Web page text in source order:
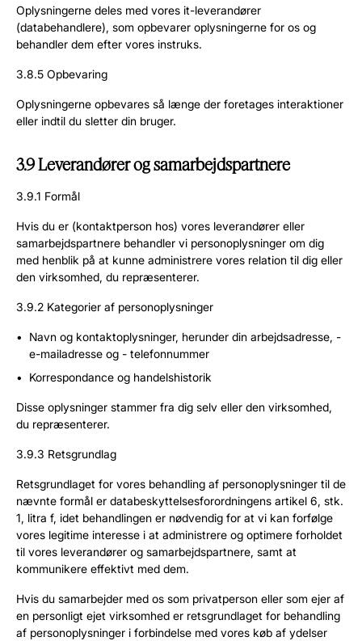
Oplysningerne deles med vores it-leverandører
(databehandlere), som opbevarer oplysningerne for os og
behandler dem efter vores instruks.
3.8.5 Opbevaring
Oplysningerne opbevares så længe der foretages interaktioner
eller indtil du sletter din bruger.
3.9 Leverandører og samarbejdspartnere
3.9.1 Formål
Hvis du er (kontaktperson hos) vores leverandører eller
samarbejdspartnere behandler vi personoplysninger om dig
med henblik på at kunne administrere vores relation til dig eller
den virksomhed, du repræsenterer.
3.9.2 Kategorier af personoplysninger
Navn og kontaktoplysninger, herunder din arbejdsadresse, -
e-mailadresse og - telefonnummer
Korrespondance og handelshistorik
Disse oplysninger stammer fra dig selv eller den virksomhed,
du repræsenterer.
3.9.3 Retsgrundlag
Retsgrundlaget for vores behandling af personoplysninger til de
nævnte formål er databeskyttelsesforordningens artikel 6, stk.
1, litra f, idet behandlingen er nødvendig for at vi kan forfølge
vores legitime interesse i at administrere og optimere forholdet
til vores leverandører og samarbejdspartnere, samt at
kommunikere effektivt med dem.
Hvis du samarbejder med os som privatperson eller som ejer af
en personligt ejet virksomhed er retsgrundlaget for behandling
af personoplysninger i forbindelse med vores køb af ydelser